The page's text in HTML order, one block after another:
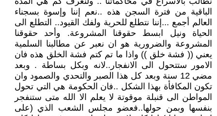
الباقية من فترة السجن هذه ..نعم إننا وإسوة بسجناء
العالم أجمع ...إننا نتطلع للحرية ولفك القيود.. التطلع الى
الحياة ونيل ابسط حقوقنا المشروعة. وأحد حقوقنا
المشروعة والضرورية هو ان نعبر عن مطالبنا السلمية
يعني (( فشة خلق )) واذا ما تم كتم فشة الخلق هذه فان
الامور ستتحول الى الانفجار..لانه وبكل بساطة . وبعد
مضي 12 سنة وبعد كل هذا الصبر والتحدي والصمود وان
تكون المكافأة بهذا الشكل ..فان الحكومة هي التي تحول
المواطن الى قنبلة موقوتة لا يعلم الا الله متى ستنفجر
بنفسها وبمن حولها..فعضو مجلس الشعب الذي (على